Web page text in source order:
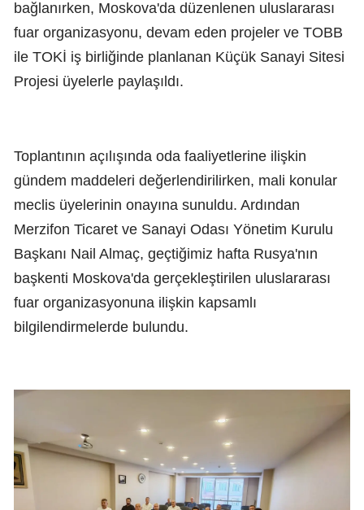
bağlanırken, Moskova'da düzenlenen uluslararası
fuar organizasyonu, devam eden projeler ve TOBB
ile TOKİ iş birliğinde planlanan Küçük Sanayi Sitesi
Projesi üyelerle paylaşıldı.
Toplantının açılışında oda faaliyetlerine ilişkin
gündem maddeleri değerlendirilirken, mali konular
meclis üyelerinin onayına sunuldu. Ardından
Merzifon Ticaret ve Sanayi Odası Yönetim Kurulu
Başkanı Nail Almaç, geçtiğimiz hafta Rusya'nın
başkenti Moskova'da gerçekleştirilen uluslararası
fuar organizasyonuna ilişkin kapsamlı
bilgilendirmelerde bulundu.